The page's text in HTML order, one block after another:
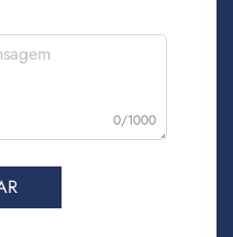
0/1000